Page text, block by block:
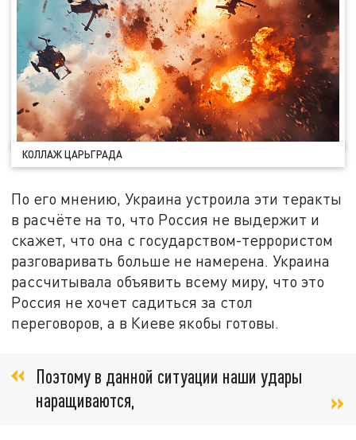
КОЛЛАЖ ЦАРЬГРАДА
По его мнению, Украина устроила эти теракты
в расчёте на то, что Россия не выдержит и
скажет, что она с государством-террористом
разговаривать больше не намерена. Украина
рассчитывала объявить всему миру, что это
Россия не хочет садиться за стол
переговоров, а в Киеве якобы готовы.
Поэтому в данной ситуации наши удары
наращиваются,